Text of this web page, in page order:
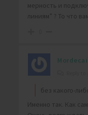
мерность и
линиям” ? То что
Mordecai
без какого-
Именно так. Как